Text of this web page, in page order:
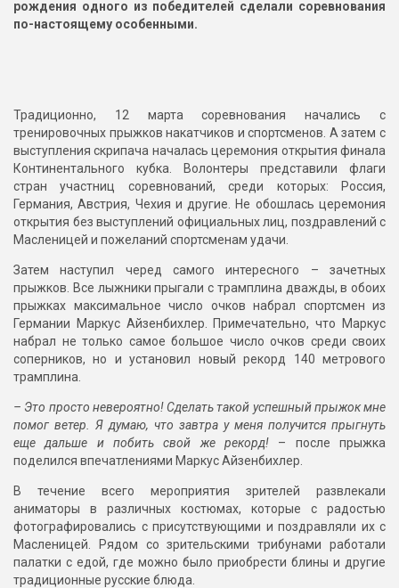
рождения одного из победителей сделали соревнования
по-настоящему особенными.
Традиционно, 12 марта соревнования начались с
тренировочных прыжков накатчиков и спортсменов. А затем с
выступления скрипача началась церемония открытия финала
Континентального кубка. Волонтеры представили флаги
стран участниц соревнований, среди которых: Россия,
Германия, Австрия, Чехия и другие. Не обошлась церемония
открытия без выступлений официальных лиц, поздравлений с
Масленицей и пожеланий спортсменам удачи.
Затем наступил черед самого интересного – зачетных
прыжков. Все лыжники прыгали с трамплина дважды, в обоих
прыжках максимальное число очков набрал спортсмен из
Германии Маркус Айзенбихлер. Примечательно, что Маркус
набрал не только самое большое число очков среди своих
соперников, но и установил новый рекорд 140 метрового
трамплина.
– Это просто невероятно! Сделать такой успешный прыжок мне
помог ветер. Я думаю, что завтра у меня получится прыгнуть
еще дальше и побить свой же рекорд! – после прыжка
поделился впечатлениями Маркус Айзенбихлер.
В течение всего мероприятия зрителей развлекали
аниматоры в различных костюмах, которые с радостью
фотографировались с присутствующими и поздравляли их с
Масленицей. Рядом со зрительскими трибунами работали
палатки с едой, где можно было приобрести блины и другие
традиционные русские блюда.